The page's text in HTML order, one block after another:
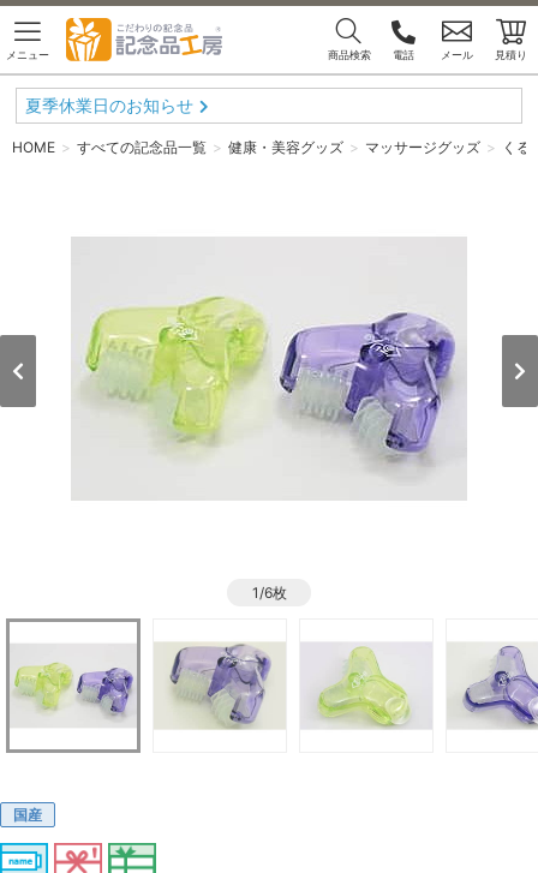
メニュー 商品検索 電話 メール 見積り
夏季休業日のお知らせ
HOME すべての記念品一覧 健康・美容グッズ マッサージグッズ くる
1/6枚
国産